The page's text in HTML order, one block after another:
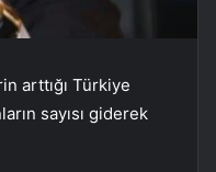
arttığı Türkiye
sayısı giderek